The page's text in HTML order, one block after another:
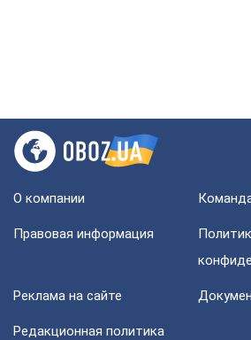
О компании
Правовая информация
Реклама на сайте
Редакционная политика